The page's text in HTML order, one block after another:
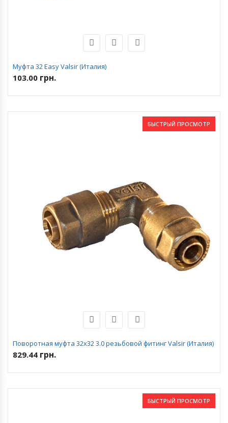
Муфта 32 Easy Valsir (Италия)
103.00 грн.
БЫСТРЫЙ ПРОСМОТР
Поворотная муфта 32х32 3.0 резьбовой фитинг Valsir (Италия)
829.44 грн.
БЫСТРЫЙ ПРОСМОТР